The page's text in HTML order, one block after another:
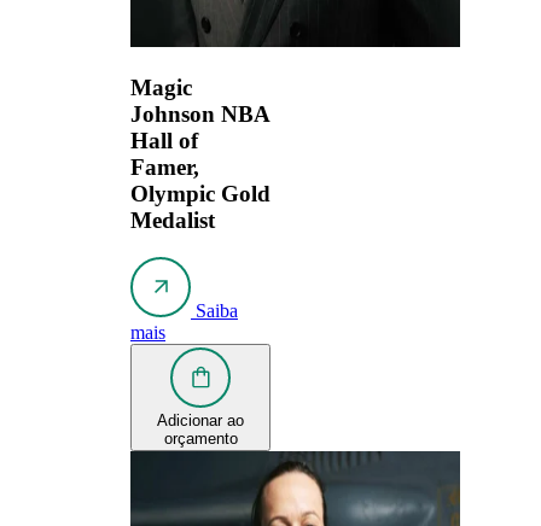
Magic
Johnson NBA
Hall of
Famer,
Olympic Gold
Medalist
Saiba
mais
Adicionar ao
orçamento